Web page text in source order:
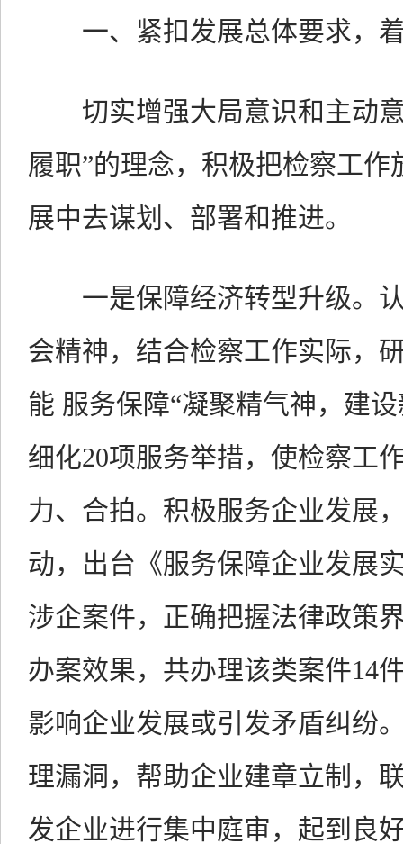
一、紧扣发展总体要求，着
切实增强大局意识和主动意
履职”的理念，积极把检察工
展中去谋划、部署和推进。
一是保障经济转型升级。认
会精神，结合检察工作实际，
能 服务保障“凝聚精气神，建
细化20项服务举措，使检察工
力、合拍。积极服务企业发展
动，出台《服务保障企业发展
涉企案件，正确把握法律政策
办案效果，共办理该类案件14
影响企业发展或引发矛盾纠纷
理漏洞，帮助企业建章立制，
发企业进行集中庭审，起到良